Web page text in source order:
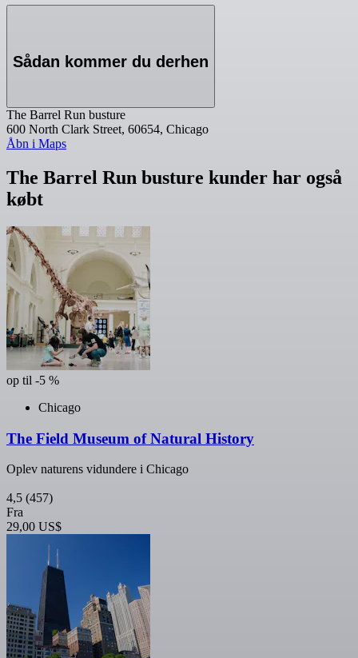
Sådan kommer du derhen
The Barrel Run busture
600 North Clark Street, 60654, Chicago
Åbn i Maps
The Barrel Run busture kunder har også
købt
op til -5 %
Chicago
The Field Museum of Natural History
Oplev naturens vidundere i Chicago
4,5 (457)
Fra
29,00 US$